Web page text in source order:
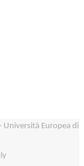
Università Europea di